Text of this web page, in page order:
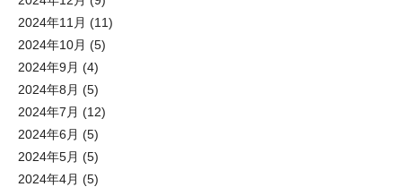
2024年11月 (11)
2024年10月 (5)
2024年9月 (4)
2024年8月 (5)
2024年7月 (12)
2024年6月 (5)
2024年5月 (5)
2024年4月 (5)